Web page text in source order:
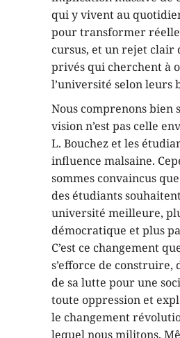
qui y vivent au
pour transformer
cursus, et un rejet clair
privés qui cherchent à
l’université selon leurs
Nous comprenons bien
vision n’est pas celle
L. Bouchez et les
influence malsaine.
sommes convaincus
des étudiants
université meilleure,
démocratique et plus
C’est ce changement
s’efforce de construire,
de sa lutte pour une
toute oppression et
le changement
lequel nous militons.